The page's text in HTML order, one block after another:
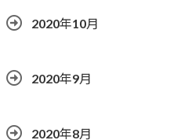
2020年10月
2020年9月
2020年8月